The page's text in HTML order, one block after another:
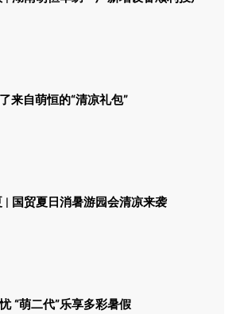
来自萌恒的“清凉礼包”
| 国贸夏日消暑游园会清凉来袭
“萌二代”乐享多彩暑假